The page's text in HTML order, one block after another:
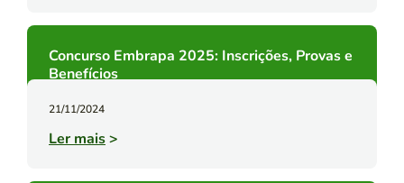
Concurso Embrapa 2025: Inscrições, Provas e
Benefícios
21/11/2024
Ler mais>